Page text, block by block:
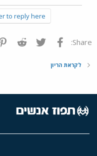
to reply here.
Share: פייסבוק Twitter
לקראת הריון